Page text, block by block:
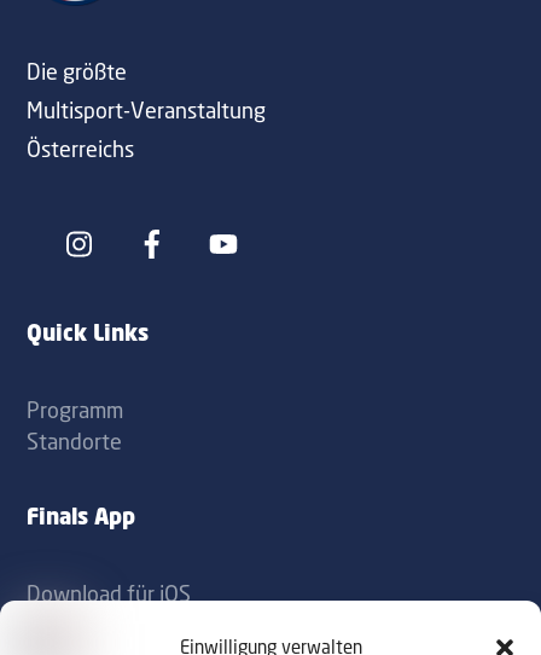
Einwilligung verwalten
Die größte
Multisport-Veranstaltung
Österreichs
Icon
Icon
Quick Links
Programm
Standorte
Finals App
Download für iOS